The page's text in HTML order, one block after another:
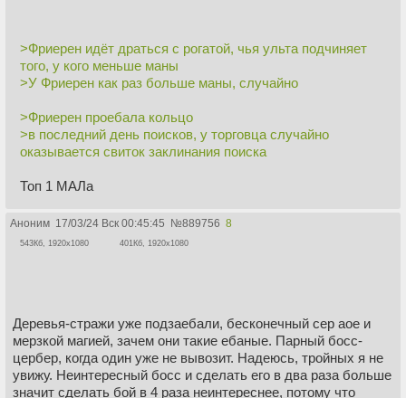
>Фриерен идёт драться с рогатой, чья ульта подчиняет
того, у кого меньше маны
>У Фриерен как раз больше маны, случайно
>Фриерен проебала кольцо
>в последний день поисков, у торговца случайно
оказывается свиток заклинания поиска
Топ 1 МАЛа
Аноним 17/03/24 Вск 00:45:45 №889756 8
543Кб, 1920x1080 401Кб, 1920x1080
Деревья-стражи уже подзаебали, бесконечный сер аое и
мерзкой магией, зачем они такие ебаные. Парный босс-
цербер, когда один уже не вывозит. Надеюсь, тройных я не
увижу. Неинтересный босс и сделать его в два раза больше
значит сделать бой в 4 раза неинтереснее, потому что